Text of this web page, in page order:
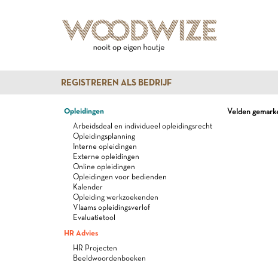
REGISTREREN ALS BEDRIJF
Opleidingen
Arbeidsdeal en individueel opleidingsrecht
Opleidingsplanning
Interne opleidingen
Externe opleidingen
Online opleidingen
Opleidingen voor bedienden
Kalender
Opleiding werkzoekenden
Vlaams opleidingsverlof
Evaluatietool
HR Advies
HR Projecten
Beeldwoordenboeken
Velden